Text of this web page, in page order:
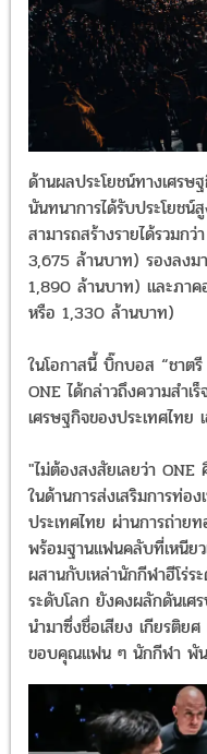
ด้านผลประโยชน์ทางเศรษ
นันทนาการได้รับประโยชน์
สามารถสร้างรายได้รวม
3,675 ล้านบาท) รองลง
1,890 ล้านบาท) และภาค
หรือ 1,330 ล้านบาท)
ในโอกาสนี้ บิ๊กบอส “ชาต
ONE ได้กล่าวถึงความสำ
เศรษฐกิจของประเทศไทย เ
"ไม่ต้องสงสัยเลยว่า
ในด้านการส่งเสริมการท่อ
ประเทศไทย ผ่านการถ่าย
พร้อมฐานแฟนคลับที่เหนีย
ผสานกับเหล่านักกีฬาฮีโร่ร
ระดับโลก ยังคงผลักดันเศ
นำมาซึ่งชื่อเสียง เกียรติย
ขอบคุณแฟน ๆ นักกีฬา พัน